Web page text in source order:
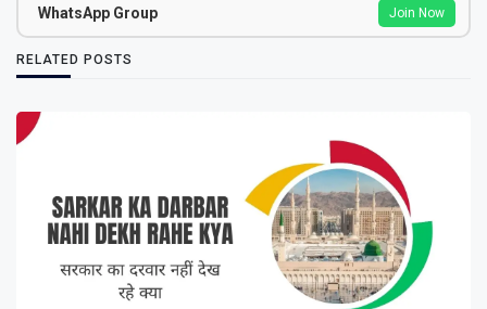
WhatsApp Group Join Now
RELATED POSTS